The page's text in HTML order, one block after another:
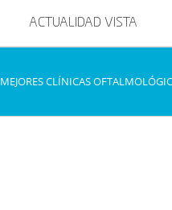
ACTUALIDAD VISTA
MEJORES CLÍNICAS